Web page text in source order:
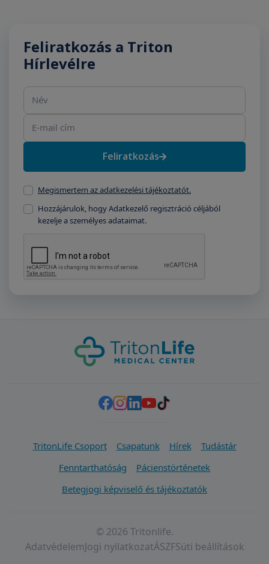
Feliratkozás a Triton
Hírlevélre
Név
E-mail cím
Feliratkozás
Megismertem az adatkezelési tájékoztatót.
Hozzájárulok, hogy Adatkezelő regisztráció céljából
kezelje a személyes adataimat.
TritonLife Csoport Csapatunk Hírek
Tudástár
Fenntarthatóság
Pácienstörténetek
Betegjogi képviselő és tájékoztatók
© 2026 Tritonlife.
AdatvédelemJogi nyilatkozatÁSZFSüti beállítások